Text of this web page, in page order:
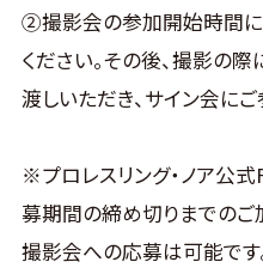
②撮影会の参加開始時間に
ください。その後、撮影の
渡しいただき、サイン会にご
※プロレスリング・ノア公式
募期間の締め切りまでのご
撮影会への応募は可能で